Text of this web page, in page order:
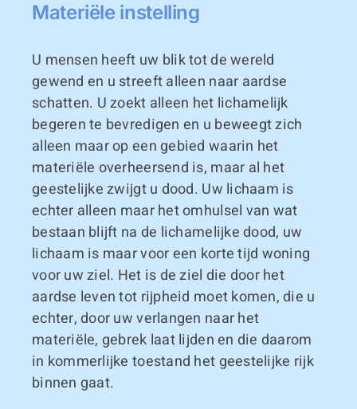
Materiële instelling
U mensen heeft uw blik tot de wereld
gewend en u streeft alleen naar aardse
schatten. U zoekt alleen het lichamelijk
begeren te bevredigen en u beweegt zich
alleen maar op een gebied waarin het
materiële overheersend is, maar al het
geestelijke zwijgt u dood. Uw lichaam is
echter alleen maar het omhulsel van wat
bestaan blijft na de lichamelijke dood, uw
lichaam is maar voor een korte tijd woning
voor uw ziel. Het is de ziel die door het
aardse leven tot rijpheid moet komen, die u
echter, door uw verlangen naar het
materiële, gebrek laat lijden en die daarom
in kommerlijke toestand het geestelijke rijk
binnen gaat.